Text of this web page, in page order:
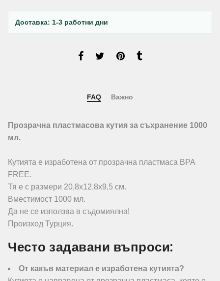
Доставка: 1-3 работни дни
FAQ Важно
Прозрачна пластмасова кутия за съхранение 1000
мл.
Кутията е изработена от прозрачна пластмаса BPA
FREE.
Тя е с размери 20,8х12,8х9,5 см.
Вместимост 1000 мл.
Да не се използва в съдомиялна!
Произход Турция.
Често задавани въпроси:
От какъв материал е изработена кутията?